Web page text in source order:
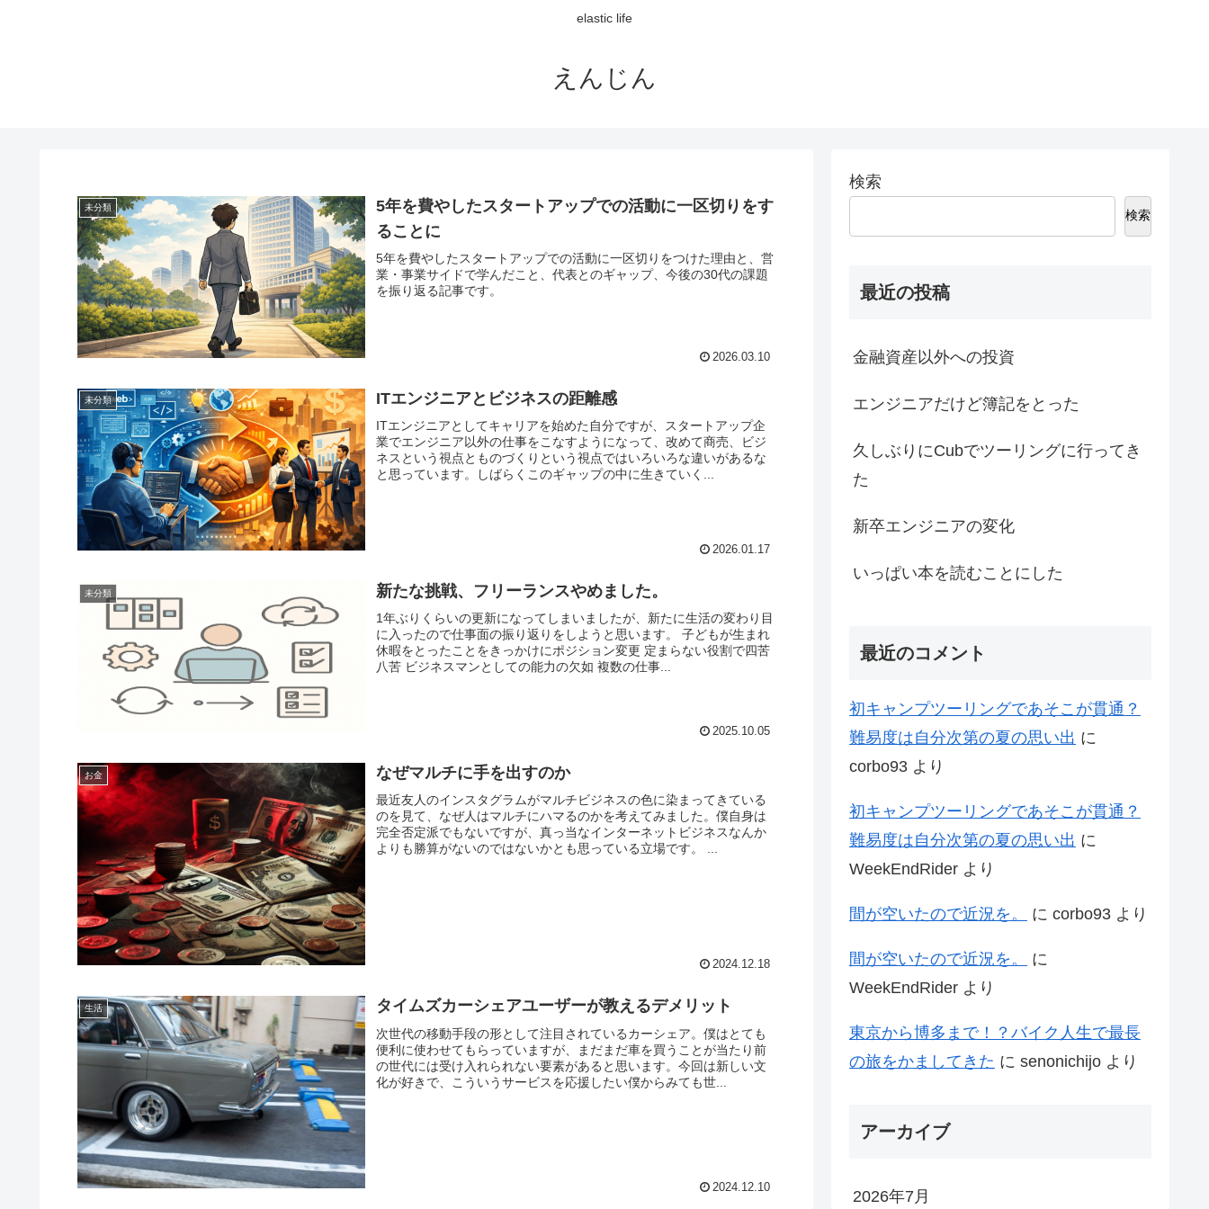
elastic life
えんじん
未分類
5年を費やしたスタートアップでの活動に一区切りをす
ることに
5年を費やしたスタートアップでの活動に一区切りをつけた理由と、営
業・事業サイドで学んだこと、代表とのギャップ、今後の30代の課題
を振り返る記事です。
2026.03.10
未分類 ITエンジニアとビジネスの距離感
ITエンジニアとしてキャリアを始めた自分ですが、スタートアップ企
業でエンジニア以外の仕事をこなすようになって、改めて商売、ビジ
ネスという視点とものづくりという視点ではいろいろな違いがあるな
と思っています。しばらくこのギャップの中に生きていく...
2026.01.17
未分類 新たな挑戦、フリーランスやめました。
1年ぶりくらいの更新になってしまいましたが、新たに生活の変わり目
に入ったので仕事面の振り返りをしようと思います。 子どもが生まれ
休暇をとったことをきっかけにポジション変更 定まらない役割で四苦
八苦 ビジネスマンとしての能力の欠如 複数の仕事...
2025.10.05
お金 なぜマルチに手を出すのか
最近友人のインスタグラムがマルチビジネスの色に染まってきている
のを見て、なぜ人はマルチにハマるのかを考えてみました。僕自身は
完全否定派でもないですが、真っ当なインターネットビジネスなんか
よりも勝算がないのではないかとも思っている立場です。 ...
2024.12.18
生活 タイムズカーシェアユーザーが教えるデメリット
次世代の移動手段の形として注目されているカーシェア。僕はとても
便利に使わせてもらっていますが、まだまだ車を買うことが当たり前
の世代には受け入れられない要素があると思います。今回は新しい文
化が好きで、こういうサービスを応援したい僕からみても世...
2024.12.10
検索
検索
最近の投稿
金融資産以外への投資
エンジニアだけど簿記をとった
久しぶりにCubでツーリングに行ってき
た
新卒エンジニアの変化
いっぱい本を読むことにした
最近のコメント
初キャンプツーリングであそこが貫通？
難易度は自分次第の夏の思い出 に
corbo93 より
初キャンプツーリングであそこが貫通？
難易度は自分次第の夏の思い出 に
WeekEndRider より
間が空いたので近況を。 に corbo93 より
間が空いたので近況を。
に
WeekEndRider より
東京から博多まで！？バイク人生で最長
の旅をかましてきた に senonichijo より
アーカイブ
2026年7月